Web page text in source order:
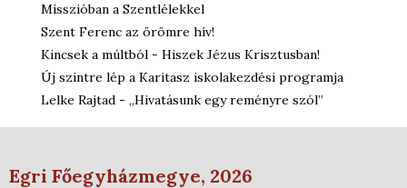
Misszióban a Szentlélekkel
Szent Ferenc az örömre hív!
Kincsek a múltból - Hiszek Jézus Krisztusban!
Új szintre lép a Karitasz iskolakezdési programja
Lelke Rajtad - „Hivatásunk egy reményre szól”
Egri Főegyházmegye, 2026